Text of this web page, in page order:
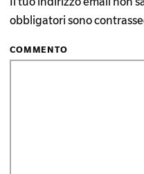
obbligatori sono
COMMENTO